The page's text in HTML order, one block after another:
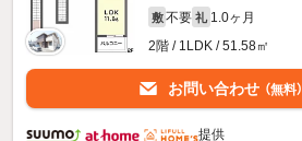
敷 不要 礼 1.0ヶ月
2階 / 1LDK / 51.58㎡
お問い合わせ （無料）
提供